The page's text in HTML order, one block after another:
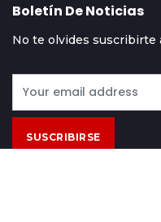
Boletín De Noticias
No te olvides suscribirte
SUSCRIBIRSE